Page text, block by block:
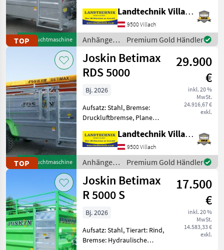
TOPGebrauchtmaschine
Viehanhänger RDS 6000,
hydraulisch absenkbar,
vollverzinkte Ausführung
mit Kunstharzboden,
einteilige
Landtechnik Villach GmbH
9500 Villach
Anhänger /
Joskin
Premium Gold Händler
TOPGebrauchtmaschine
Joskin Betimax
RDS 5000
29.900
€
inkl. 20 %
MwSt.
24.916,67 €
exkl.
Bj. 2026
Aufsatz: Stahl, Bremse:
Druckluftbremse, Plane
5000 hydr. absenkbar, mit
Planenaufbau, innere
Trennwand verstellbar,
Kunstharzboden, vordere Ei
Landtechnik Villach GmbH
9500 Villach
Anhänger /
Joskin
Premium Gold Händler
Joskin Betimax
R 5000 S
17.500
€
inkl. 20 %
MwSt.
14.583,33 €
exkl.
Bj. 2026
Aufsatz: Stahl, Tierart: Rind,
Bremse: Hydraulische